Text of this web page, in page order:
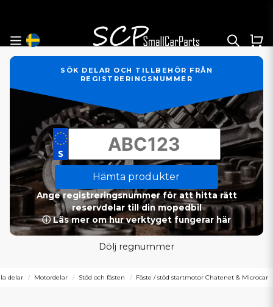
SÖK DELAR OCH TILLBEHÖR FRÅN
REGISTRERINGSNUMMER
Hämta produkter
Ange registreringsnummer för att hitta rätt
reservdelar till din mopedbil
ⓘ Läs mer om hur verktyget fungerar här
Dölj regnummer
delar Motordelar Stöd och fästen Fäste / stöd startmotor Chatenet & Microcar